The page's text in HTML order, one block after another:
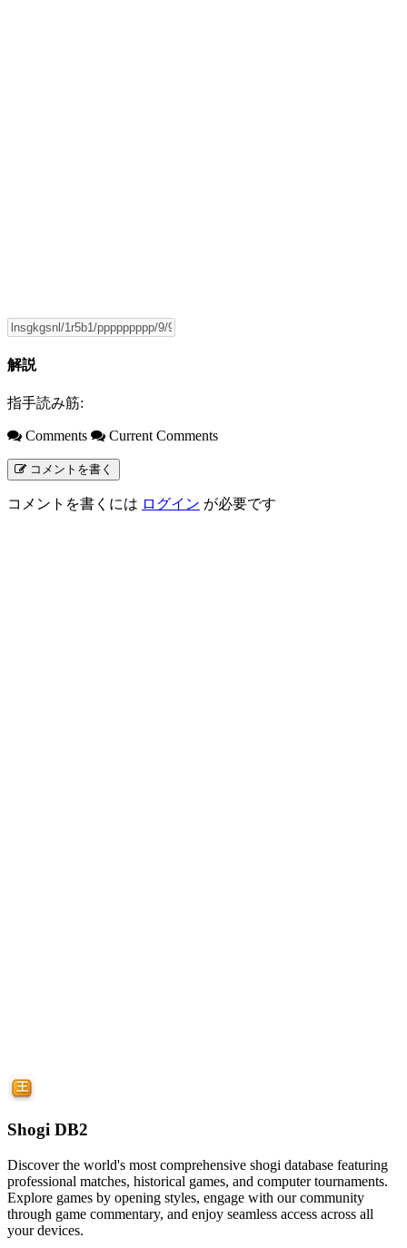
解説
指手読み筋:
Comments Current Comments
コメントを書く
コメントを書くには ログイン が必要です
Shogi DB2
Discover the world's most comprehensive shogi database featuring
professional matches, historical games, and computer tournaments.
Explore games by opening styles, engage with our community
through game commentary, and enjoy seamless access across all
your devices.